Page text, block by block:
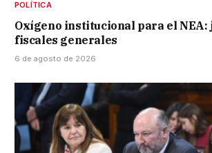
POLÍTICA
Oxígeno institucional para el NEA:
fiscales generales
6 de agosto de 2026